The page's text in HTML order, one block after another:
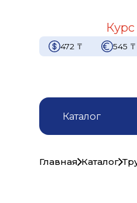
472 ₸ 545 ₸
Каталог
Главная Каталог